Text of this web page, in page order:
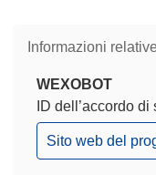
Informazioni
WEXOBOT
ID dell’accordo
(si
apre
Sito web del